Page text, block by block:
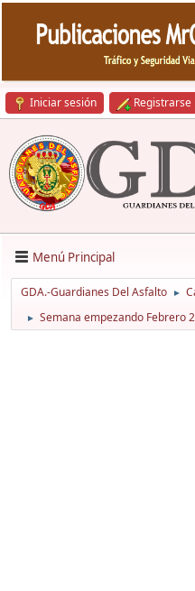
Iniciar sesión Registrarse
Menú Principal
GDA.-Guardianes Del Asfalto ►
► Semana empezando Febrero